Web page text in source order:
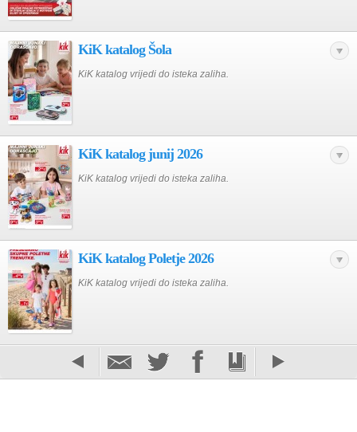
KiK katalog Šola
KiK katalog vrijedi do isteka zaliha.
KiK katalog junij 2026
KiK katalog vrijedi do isteka zaliha.
KiK katalog Poletje 2026
KiK katalog vrijedi do isteka zaliha.